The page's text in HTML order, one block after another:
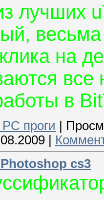
лучших
на
в
проги
cs3